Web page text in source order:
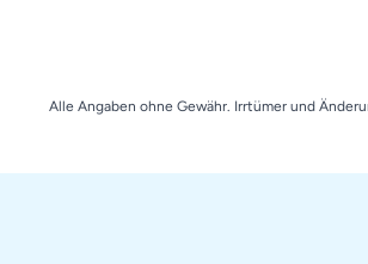
Alle Angaben ohne Gewähr. Irrtümer und